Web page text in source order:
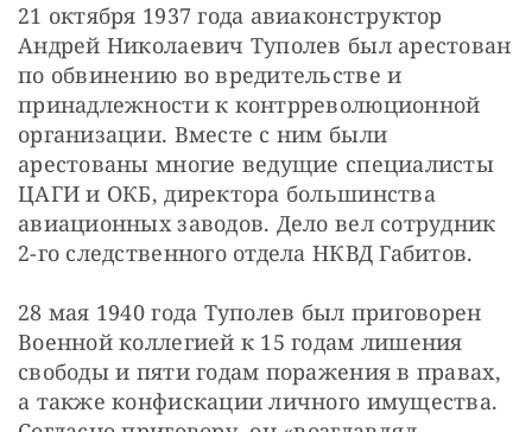
21 октября 1937 года авиаконструктор
Андрей Николаевич Туполев был арестован
по обвинению во вредительстве и
принадлежности к контрреволюционной
организации. Вместе с ним были
арестованы многие ведущие специалисты
ЦАГИ и ОКБ, директора большинства
авиационных заводов. Дело вел сотрудник
2-го следственного отдела НКВД Габитов.
28 мая 1940 года Туполев был приговорен
Военной коллегией к 15 годам лишения
свободы и пяти годам поражения в правах,
а также конфискации личного имущества.